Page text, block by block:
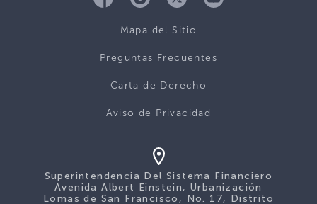
Mapa del Sitio
Preguntas Frecuentes
Carta de Derecho
Aviso de Privacidad
Superintendencia Del Sistema Financiero
Avenida Albert Einstein, Urbanización
Lomas de San Francisco, No. 17, Distrito